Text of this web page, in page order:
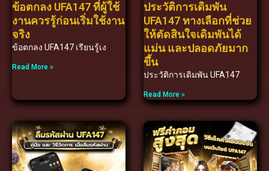
ข้อตกลง UFA147 ที่ผู้ใช้
งานควรรู้ก่อนเริ่มใช้งาน
จริง
ข้อตกลง UFA147 เรียนรู้เง
Read More »
ประวัติการเดิมพัน
UFA147 ทางเลือกที่ช่วย
ให้ตัดสินใจเดิมพันได้
แม่น และปลอดภัยมาก
ขึ้น
ประวัติการเดิมพัน UFA147
Read More »